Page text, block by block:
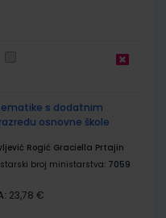
s dodatnim
osnovne škole
Rogić Graciella Prtajin
broj ministarstva: 7059
23,78 €